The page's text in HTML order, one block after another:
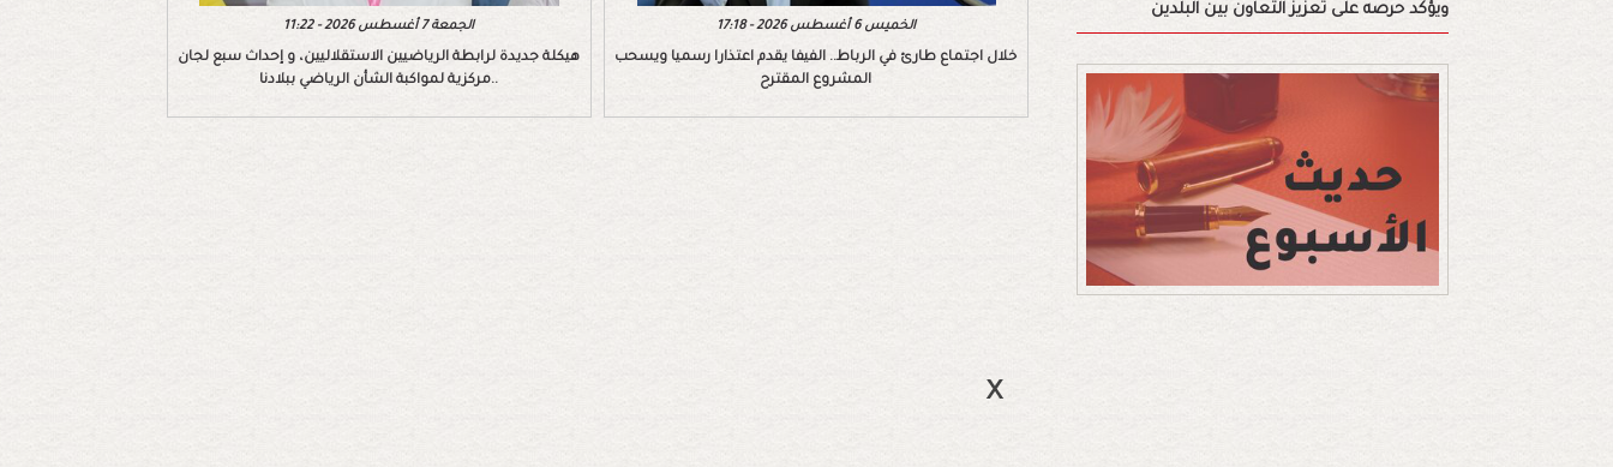
الجمعة 7 أغسطس 2026 - 11:22
هيكلة جديدة لرابطة الرياضيين الاستقلاليين، و إحداث سبع لجان
مركزية لمواكبة الشأن الرياضي ببلادنا..
الخميس 6 أغسطس 2026 - 17:18
خلال اجتماع طارئ في الرباط.. الفيفا يقدم اعتذارا رسميا ويسحب
المشروع المقترح
ويؤكد حرصه على تعزيز التعاون بين البلدين